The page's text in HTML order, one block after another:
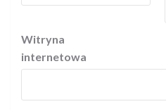
Witryna
internetowa